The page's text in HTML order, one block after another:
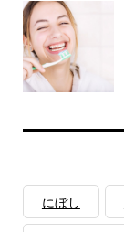
にぼし